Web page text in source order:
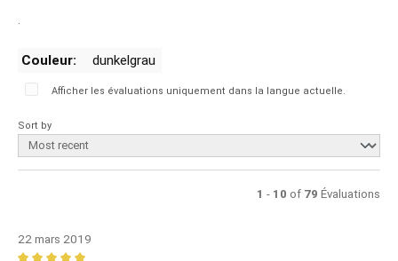
.
Couleur: dunkelgrau
Afficher les évaluations uniquement dans la langue actuelle.
Sort by
1 - 10 of 79 Évaluations
22 mars 2019